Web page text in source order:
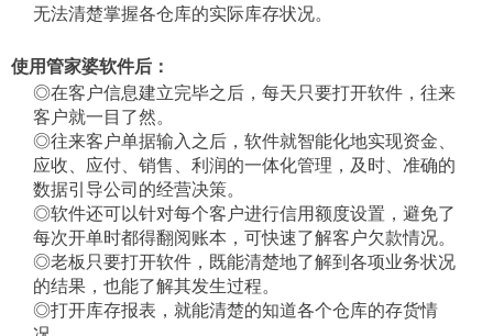
无法清楚掌握各仓库的实际库存状况。
使用管家婆软件后：
◎在客户信息建立完毕之后，每天只要打开软件，往来
客户就一目了然。
◎往来客户单据输入之后，软件就智能化地实现资金、
应收、应付、销售、利润的一体化管理，及时、准确的
数据引导公司的经营决策。
◎软件还可以针对每个客户进行信用额度设置，避免了
每次开单时都得翻阅账本，可快速了解客户欠款情况。
◎老板只要打开软件，既能清楚地了解到各项业务状况
的结果，也能了解其发生过程。
◎打开库存报表，就能清楚的知道各个仓库的存货情